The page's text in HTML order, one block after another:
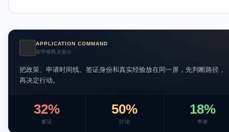
APPLICATION COMMAND
留学移民决策台
把政策、申请时间线、签证身份和真实经验放在同一屏，先判断路径，
再决定行动。
32%
签证
50%
讨论
18%
申请